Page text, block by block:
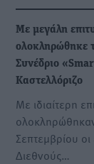
Με μεγάλη
ολοκληρώθηκε
Συνέδριο
Καστελλόριζο
Με ιδιαίτερη
Σεπτεμβρίου
Διεθνούς…